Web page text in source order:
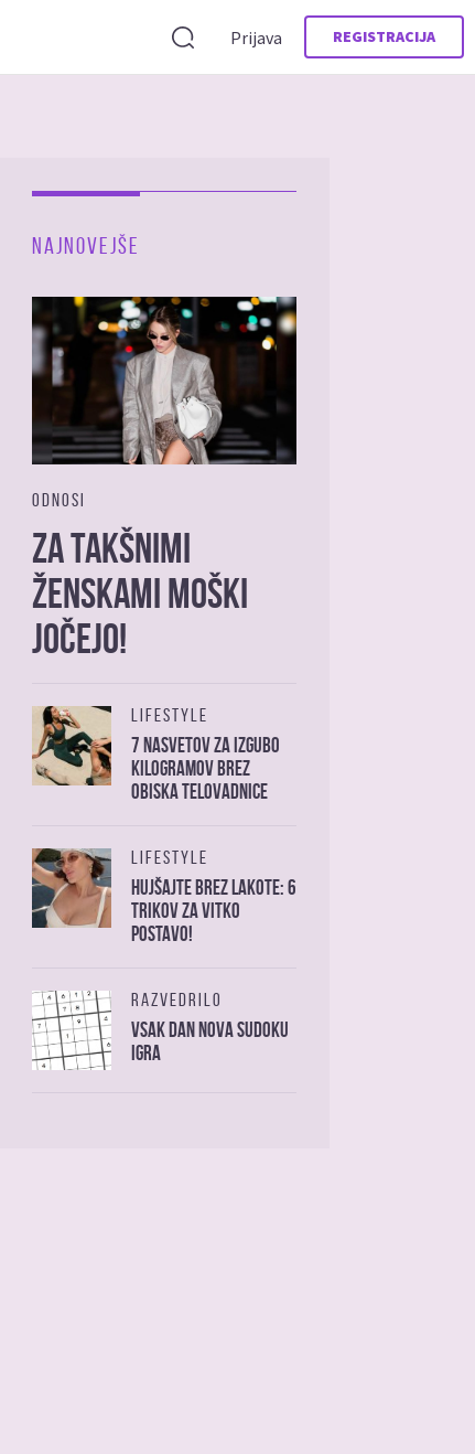
Prijava REGISTRACIJA
NAJNOVEJŠE
ODNOSI
Za takšnimi
ženskami moški
jočejo!
LIFESTYLE
7 nasvetov za izgubo
kilogramov brez
obiska telovadnice
LIFESTYLE
Hujšajte brez lakote: 6
trikov za vitko
postavo!
RAZVEDRILO
Vsak dan nova sudoku
igra